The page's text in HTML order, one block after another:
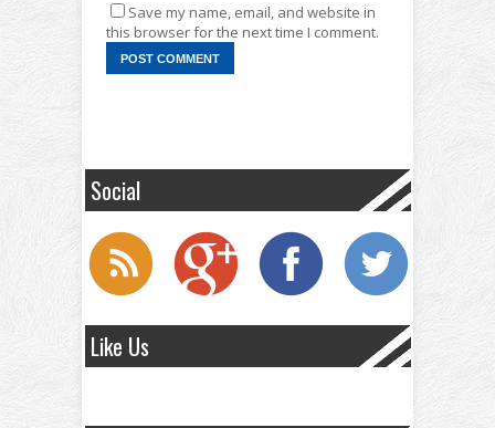
Save my name, email, and website in
this browser for the next time I comment.
Social
Like Us